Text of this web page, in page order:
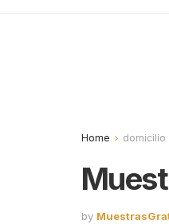
Home domicilio
by